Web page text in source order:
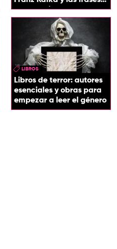
que definieron su
universo literario
LIBROS
Libros de terror: autores
esenciales y obras para
empezar a leer el género